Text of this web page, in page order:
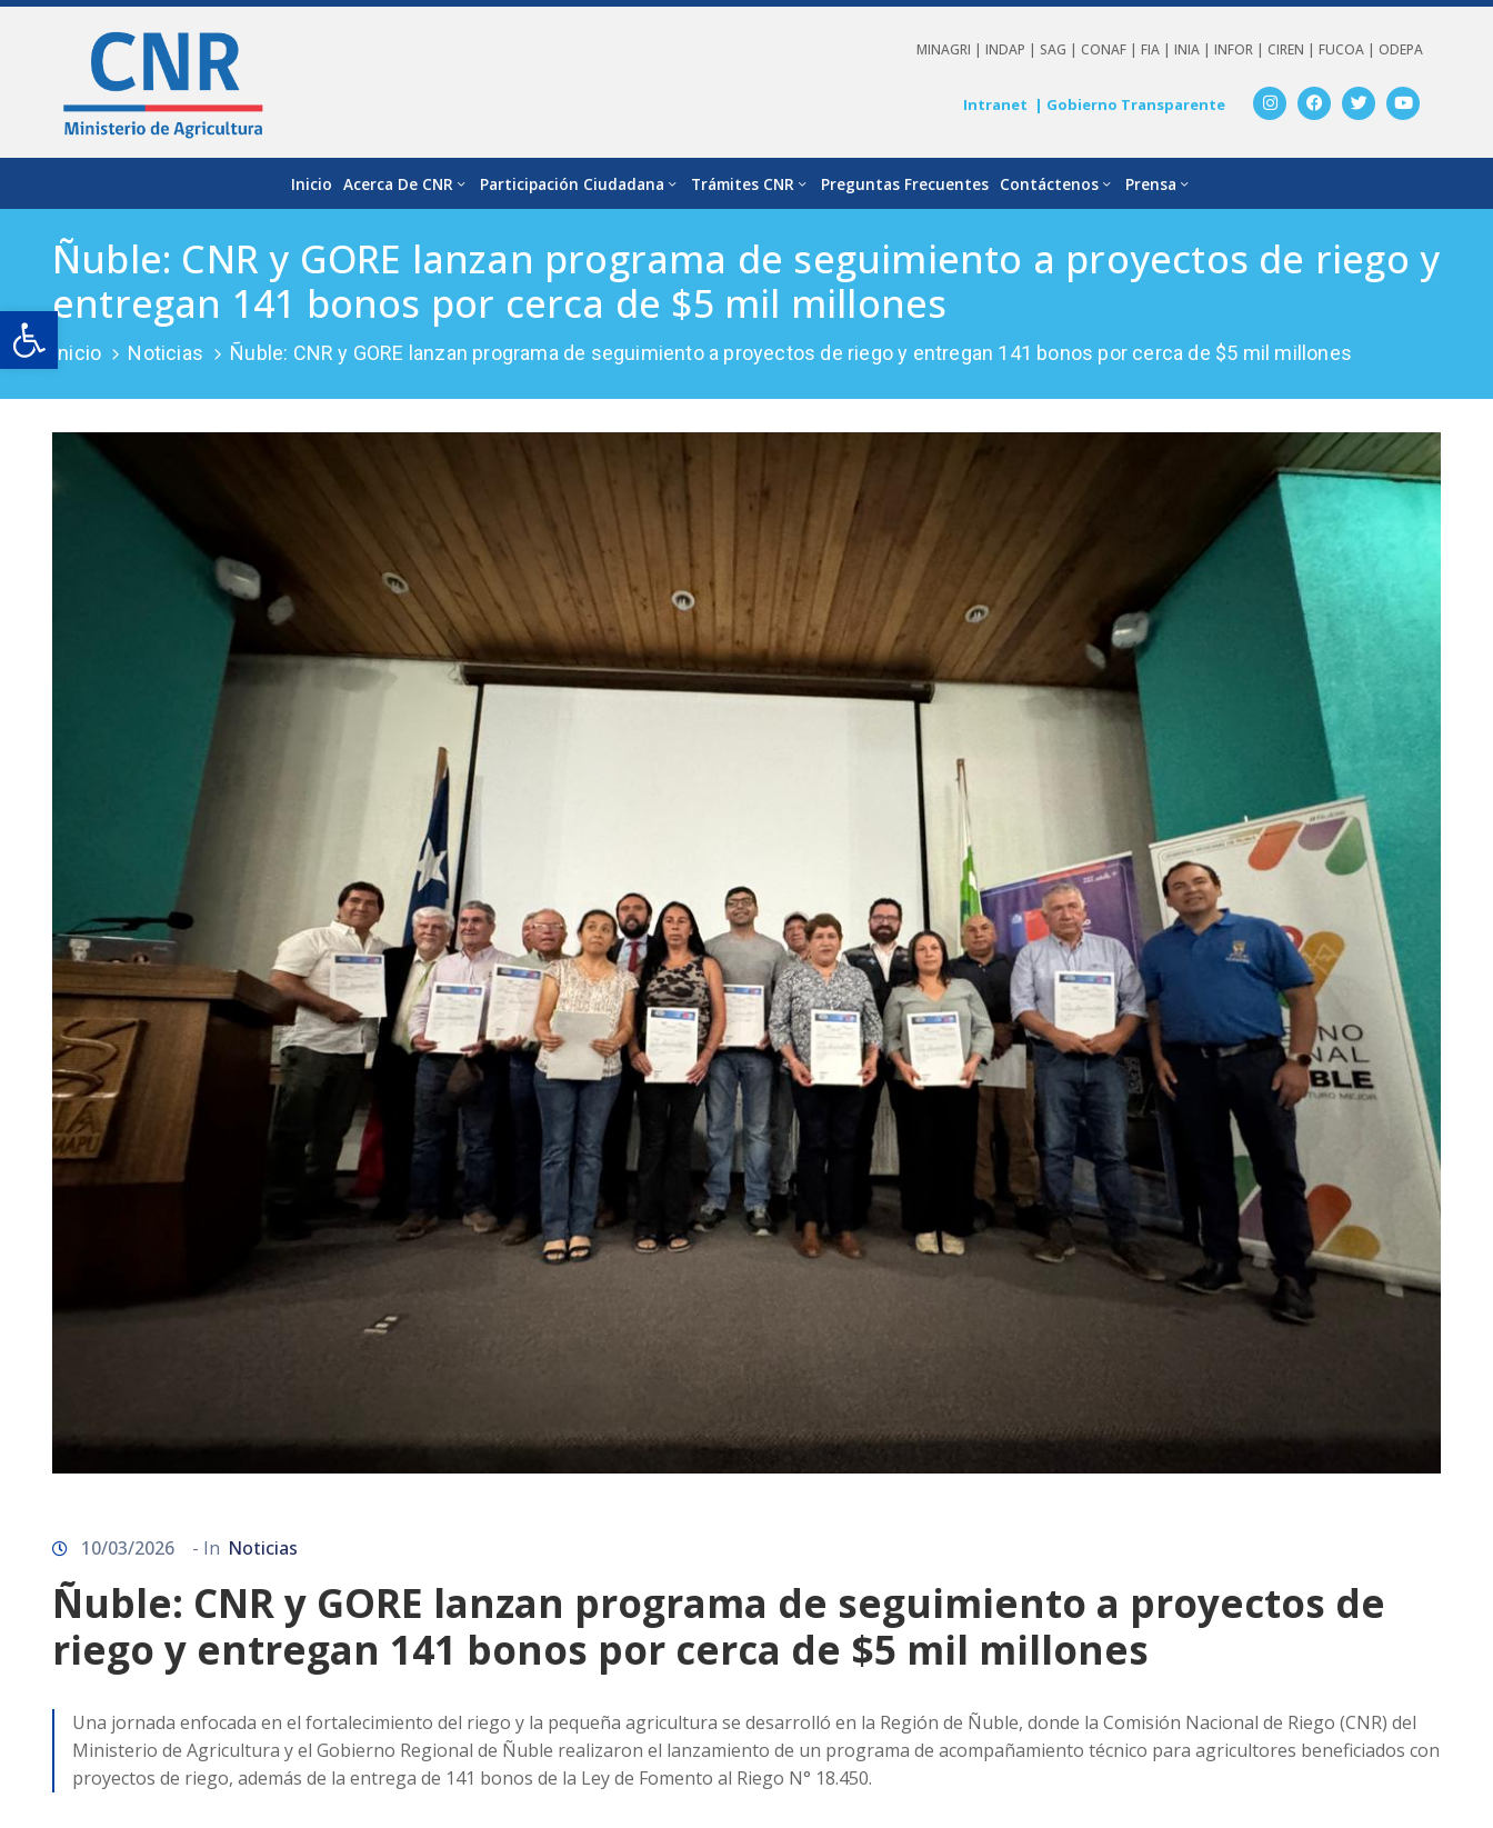
Open toolbar
MINAGRI |INDAP | SAG | CONAF |FIA |INIA |INFOR | CIREN |FUCOA | ODEPA
Intranet | Gobierno Transparente
Inicio Acerca De CNR Participación Ciudadana Trámites CNR Preguntas Frecuentes Contáctenos Prensa
Ñuble: CNR y GORE lanzan programa de seguimiento a proyectos de riego y
entregan 141 bonos por cerca de $5 mil millones
Inicio Noticias Ñuble: CNR y GORE lanzan programa de seguimiento a proyectos de riego y entregan 141 bonos por cerca de $5 mil millones
10/03/2026 - In Noticias
Ñuble: CNR y GORE lanzan programa de seguimiento a proyectos de
riego y entregan 141 bonos por cerca de $5 mil millones
Una jornada enfocada en el fortalecimiento del riego y la pequeña agricultura se desarrolló en la Región de Ñuble, donde la Comisión Nacional de Riego (CNR) del
Ministerio de Agricultura y el Gobierno Regional de Ñuble realizaron el lanzamiento de un programa de acompañamiento técnico para agricultores beneficiados con
proyectos de riego, además de la entrega de 141 bonos de la Ley de Fomento al Riego N° 18.450.